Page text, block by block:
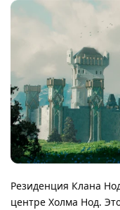
Резиденция Клана
центре Холма Нод.